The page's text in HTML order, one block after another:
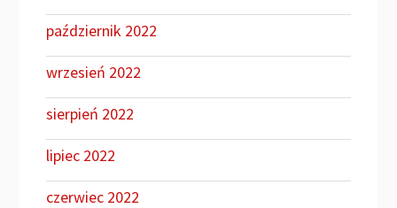
październik 2022
wrzesień 2022
sierpień 2022
lipiec 2022
czerwiec 2022